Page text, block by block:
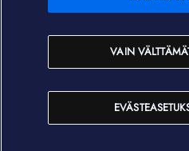
In English
VAIN